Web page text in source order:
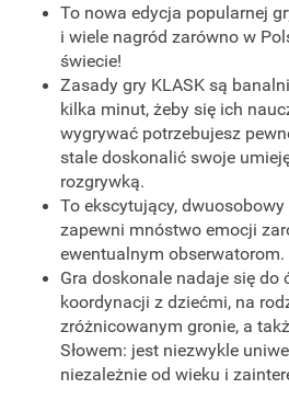
To nowa edycja popularnej
i wiele nagród zarówno w
świecie!
Zasady gry KLASK są
kilka minut, żeby się ich
wygrywać potrzebujesz
stale doskonalić swoje
rozgrywką.
To ekscytujący,
zapewni mnóstwo emocji
ewentualnym obserwatorom.
Gra doskonale nadaje się do
koordynacji z dziećmi, na
zróżnicowanym gronie, a
Słowem: jest niezwykle
niezależnie od wieku i